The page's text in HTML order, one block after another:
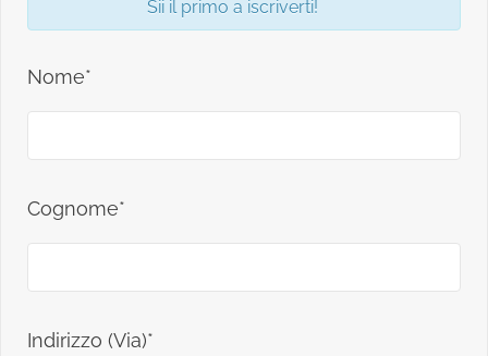
Sii il primo a iscriverti!
Nome*
Cognome*
Indirizzo (Via)*